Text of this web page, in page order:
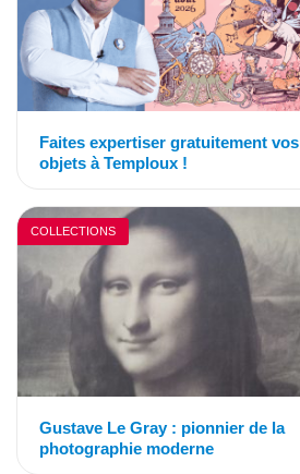
Faites expertiser gratuitement vos
objets à Temploux !
COLLECTIONS
Gustave Le Gray : pionnier de la
photographie moderne